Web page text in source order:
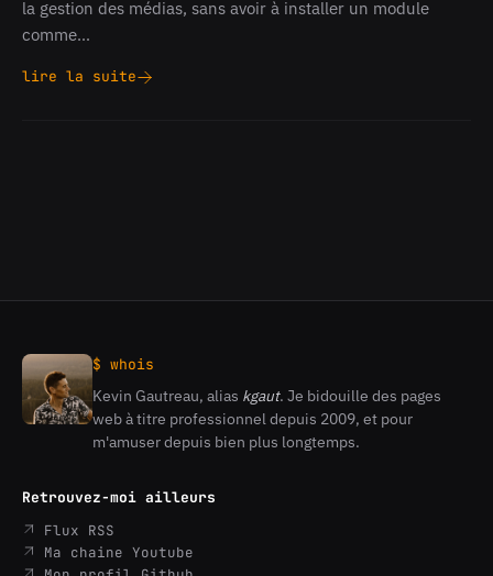
la gestion des médias, sans avoir à installer un module
comme…
lire la suite
Wordpress
$ whois
Kevin
Gautreau
Kevin Gautreau, alias kgaut. Je bidouille des pages
web à titre professionnel depuis 2009, et pour
m'amuser depuis bien plus longtemps.
Retrouvez-moi ailleurs
Flux RSS
Ma chaine Youtube